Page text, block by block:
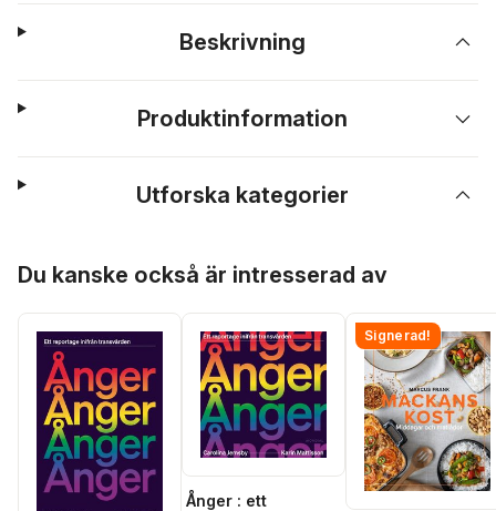
Beskrivning
Produktinformation
Utforska kategorier
Du kanske också är intresserad av
Ånger : ett
Signerad!